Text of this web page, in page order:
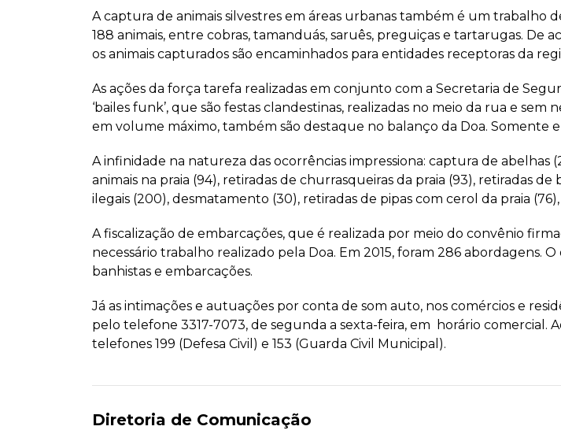
A captura de animais silvestres em áreas urbanas também é um
188 animais, entre cobras, tamanduás, saruês, preguiças e tartarugas. De
os animais capturados são encaminhados para entidades receptoras da
As ações da força tarefa realizadas em conjunto com a Secretaria de
‘bailes funk’, que são festas clandestinas, realizadas no meio da rua e
em volume máximo, também são destaque no balanço da Doa. Somente
A infinidade na natureza das ocorrências impressiona: captura de abelhas
animais na praia (94), retiradas de churrasqueiras da praia (93), retiradas
ilegais (200), desmatamento (30), retiradas de pipas com cerol da praia
A fiscalização de embarcações, que é realizada por meio do convênio
necessário trabalho realizado pela Doa. Em 2015, foram 286 abordagens.
banhistas e embarcações.
Já as intimações e autuações por conta de som auto, nos comércios e
pelo telefone 3317-7073, de segunda a sexta-feira, em horário comercial.
telefones 199 (Defesa Civil) e 153 (Guarda Civil Municipal).
Diretoria de Comunicação